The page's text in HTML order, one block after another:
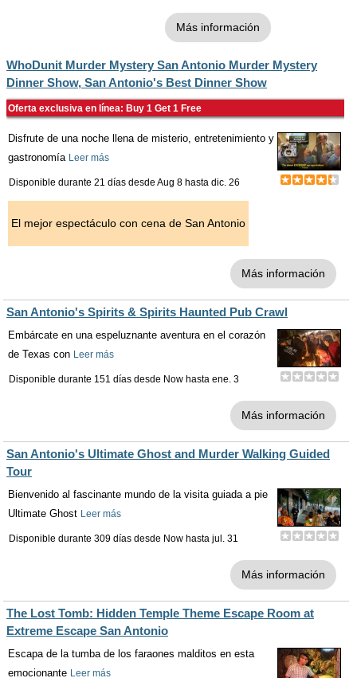
Más información
WhoDunit Murder Mystery San Antonio Murder Mystery
Dinner Show, San Antonio's Best Dinner Show
Oferta exclusiva en línea: Buy 1 Get 1 Free
Disfrute de una noche llena de misterio, entretenimiento y
gastronomía Leer más
Disponible durante 21 días desde Aug 8 hasta dic. 26
El mejor espectáculo con cena de San Antonio
Más información
San Antonio's Spirits & Spirits Haunted Pub Crawl
Embárcate en una espeluznante aventura en el corazón
de Texas con Leer más
Disponible durante 151 días desde Now hasta ene. 3
Más información
San Antonio's Ultimate Ghost and Murder Walking Guided
Tour
Bienvenido al fascinante mundo de la visita guiada a pie
Ultimate Ghost Leer más
Disponible durante 309 días desde Now hasta jul. 31
Más información
The Lost Tomb: Hidden Temple Theme Escape Room at
Extreme Escape San Antonio
Escapa de la tumba de los faraones malditos en esta
emocionante Leer más